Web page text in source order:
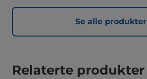
Se alle produkter
Relaterte produkter